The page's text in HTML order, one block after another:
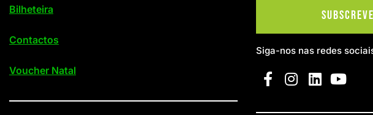
Bilheteira
Contactos
Voucher Natal
Siga-nos nas redes